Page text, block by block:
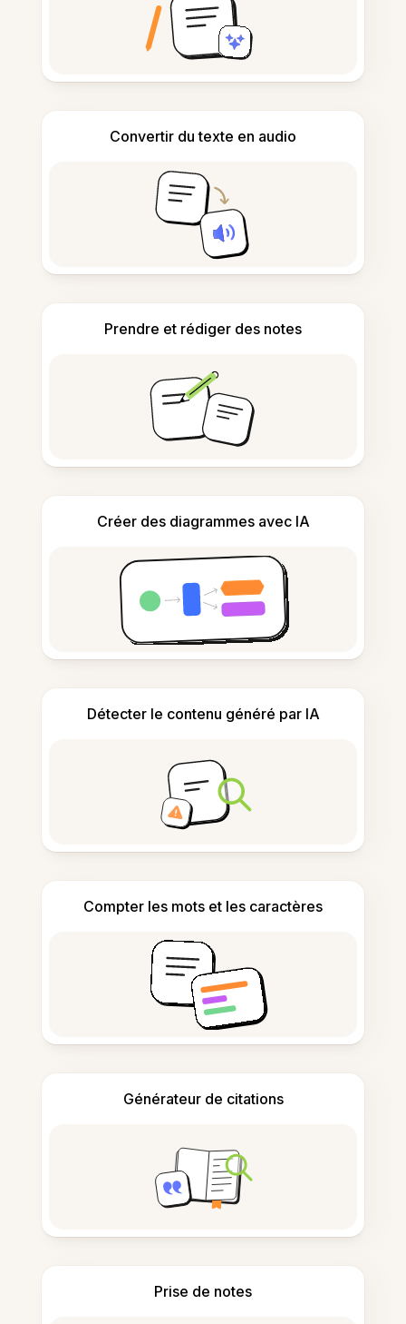
Convertir du texte en audio
Prendre et rédiger des notes
Créer des diagrammes avec IA
Détecter le contenu généré par IA
Compter les mots et les caractères
Générateur de citations
Prise de notes